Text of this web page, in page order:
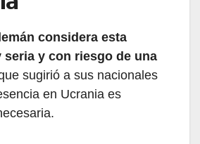
considera esta
y con riesgo de una
sugirió a sus nacionales
en Ucrania es